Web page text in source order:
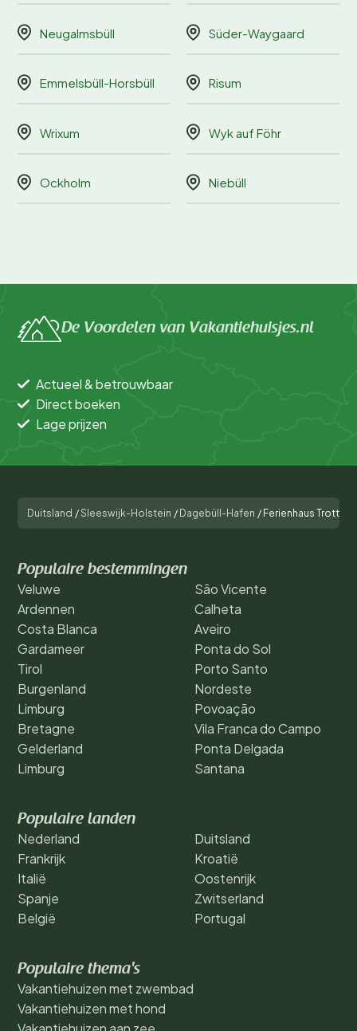
Neugalmsbüll Süder-Waygaard
Emmelsbüll-Horsbüll Risum
Wrixum Wyk auf Föhr
Ockholm Niebüll
De Voordelen van Vakantiehuisjes.nl
Actueel & betrouwbaar
Direct boeken
Lage prijzen
Duitsland /Sleeswijk-Holstein / Dagebüll-Hafen / Ferienhaus
Populaire bestemmingen
Veluwe
Ardennen
Costa Blanca
Gardameer
Tirol
Burgenland
Limburg
Bretagne
Gelderland
Limburg
São Vicente
Calheta
Aveiro
Ponta do Sol
Porto Santo
Nordeste
Povoação
Vila Franca do Campo
Ponta Delgada
Santana
Populaire landen
Nederland
Frankrijk
Italië
Spanje
België
Duitsland
Kroatië
Oostenrijk
Zwitserland
Portugal
Populaire thema's
Vakantiehuizen met zwembad
Vakantiehuizen met hond